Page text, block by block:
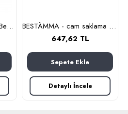
2 adet Ekmek Mayalama Bezi 50x70 cm, %100 Pamuk Amerikan Pasa Bezi
BESTÄMMA - cam saklama kabı seti (cam)
647,62 TL
Sepete Ekle
Detaylı İncele